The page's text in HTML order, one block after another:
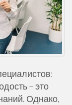
– это
Однако,